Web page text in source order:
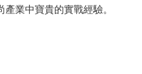
業中寶貴的實戰經驗。